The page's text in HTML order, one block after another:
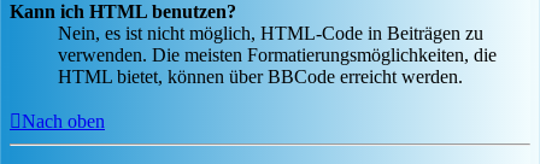
Kann ich HTML benutzen?
Nein, es ist nicht möglich, HTML-Code in Beiträgen zu
verwenden. Die meisten Formatierungsmöglichkeiten, die
HTML bietet, können über BBCode erreicht werden.
Nach oben